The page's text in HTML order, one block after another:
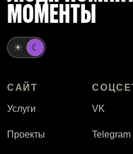
МОМЕНТЫ
☀ ☾
САЙТ
Услуги
Проекты
VK
Telegram